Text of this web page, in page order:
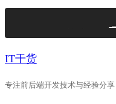
Skip
IT干货
专注前后端开发技术与经验分享